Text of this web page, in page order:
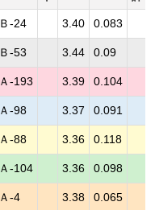
Ｂ-24 3.40 0.083
Ｂ-53 3.44 0.09
Ａ-193 3.39 0.104
Ａ-98 3.37 0.091
Ａ-88 3.36 0.118
Ａ-104 3.36 0.098
Ａ-4 3.38 0.065